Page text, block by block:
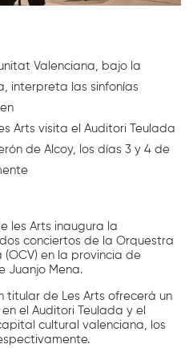
Valenciana, bajo la
interpreta las sinfonías
Arts visita el Auditori Teulada
de Alcoy, los días 3 y 4 de
les Arts inaugura la
conciertos de la Orquestra
en la provincia de
Juanjo Mena.
titular de Les Arts ofrecerá un
el Auditori Teulada y el
cultural valenciana, los